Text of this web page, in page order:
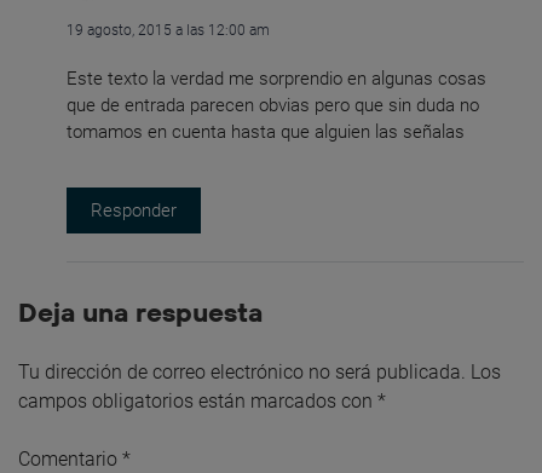
19 agosto, 2015 a las 12:00 am
Este texto la verdad me sorprendio en algunas cosas
que de entrada parecen obvias pero que sin duda no
tomamos en cuenta hasta que alguien las señalas
Responder
Deja una respuesta
Tu dirección de correo electrónico no será publicada. Los
campos obligatorios están marcados con *
Comentario *